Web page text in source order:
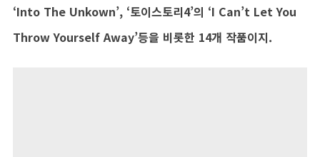
‘Into The Unkown’, ‘토이스토리4’의 ‘I Can’t Let You
Throw Yourself Away’등을 비롯한 14개 작품이지.